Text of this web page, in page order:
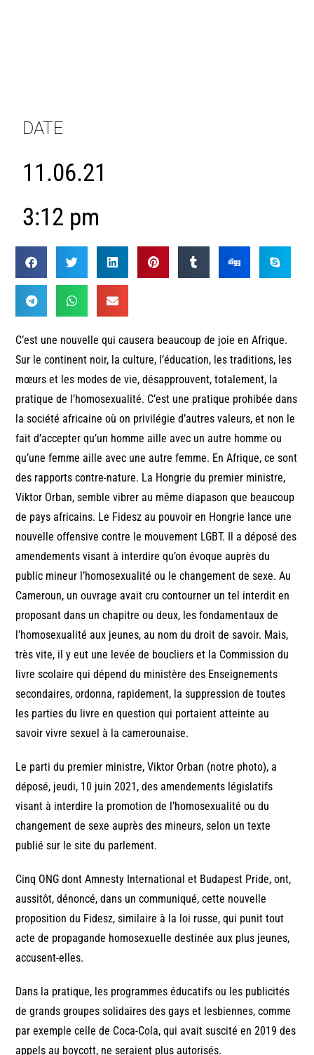
DATE
11.06.21
3:12 pm
C’est une nouvelle qui causera beaucoup de joie en Afrique.
Sur le continent noir, la culture, l’éducation, les traditions, les
mœurs et les modes de vie, désapprouvent, totalement, la
pratique de l’homosexualité. C’est une pratique prohibée dans
la société africaine où on privilégie d’autres valeurs, et non le
fait d’accepter qu’un homme aille avec un autre homme ou
qu’une femme aille avec une autre femme. En Afrique, ce sont
des rapports contre-nature. La Hongrie du premier ministre,
Viktor Orban, semble vibrer au même diapason que beaucoup
de pays africains. Le Fidesz au pouvoir en Hongrie lance une
nouvelle offensive contre le mouvement LGBT. Il a déposé des
amendements visant à interdire qu’on évoque auprès du
public mineur l’homosexualité ou le changement de sexe. Au
Cameroun, un ouvrage avait cru contourner un tel interdit en
proposant dans un chapitre ou deux, les fondamentaux de
l’homosexualité aux jeunes, au nom du droit de savoir. Mais,
très vite, il y eut une levée de boucliers et la Commission du
livre scolaire qui dépend du ministère des Enseignements
secondaires, ordonna, rapidement, la suppression de toutes
les parties du livre en question qui portaient atteinte au
savoir vivre sexuel à la camerounaise.
Le parti du premier ministre, Viktor Orban (notre photo), a
déposé, jeudi, 10 juin 2021, des amendements législatifs
visant à interdire la promotion de l’homosexualité ou du
changement de sexe auprès des mineurs, selon un texte
publié sur le site du parlement.
Cinq ONG dont Amnesty International et Budapest Pride, ont,
aussitôt, dénoncé, dans un communiqué, cette nouvelle
proposition du Fidesz, similaire à la loi russe, qui punit tout
acte de propagande homosexuelle destinée aux plus jeunes,
accusent-elles.
Dans la pratique, les programmes éducatifs ou les publicités
de grands groupes solidaires des gays et lesbiennes, comme
par exemple celle de Coca-Cola, qui avait suscité en 2019 des
appels au boycott, ne seraient plus autorisés.